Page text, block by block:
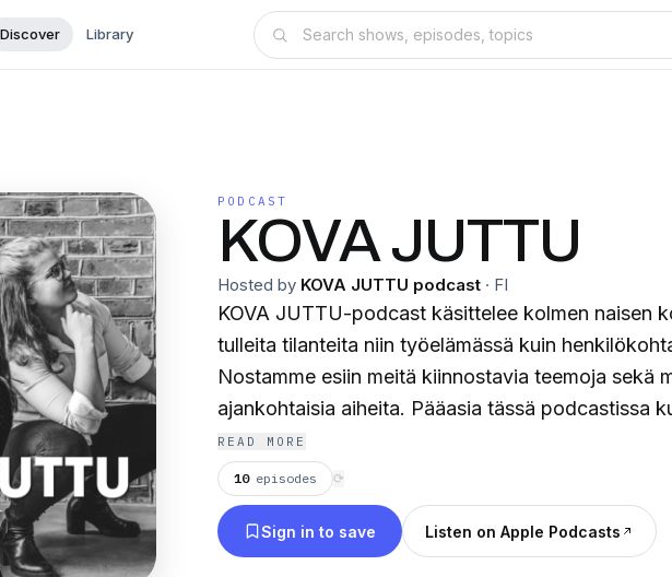
Discover Library
PODCAST
KOVA JUTTU
Hosted by KOVA JUTTU podcast · FI
KOVA JUTTU-podcast käsittelee kolmen naisen
tulleita tilanteita niin työelämässä kuin
Nostamme esiin meitä kiinnostavia teemoja sekä
ajankohtaisia aiheita. Pääasia tässä podcastissa
viihtyvät! Me puhutaan asioista niiden oikeilla
kiusallisiakaan tilanteita eli "tilsuja”. Emme
tunteita, kun tämä on mennyt peeloilemaan..
puhetta, aitoa mayhemia ja viihdyttäviä tarinoita!
READ MORE
10 episodes ⟳
Sign in to save Listen on Apple Podcasts